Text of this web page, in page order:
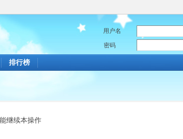
用户名
密码
排行榜
继续本操作